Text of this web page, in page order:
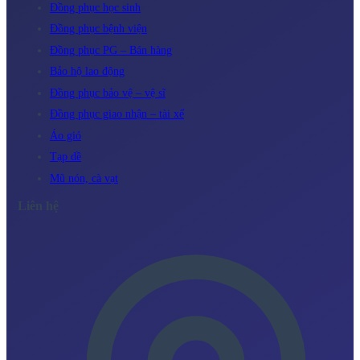
Đồng phục học sinh
Đồng phục bệnh viện
Đồng phục PG – Bán hàng
Bảo hộ lao động
Đồng phục bảo vệ – vệ sĩ
Đồng phục giao nhận – tài xế
Áo gió
Tạp dề
Mũ nón, cà vạt